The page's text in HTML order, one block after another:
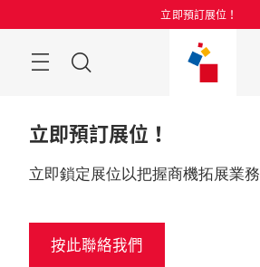
過
立即預訂展位！
目
立即預訂展位！
立即鎖定展位以把握商機拓展業務
按此聯絡我們